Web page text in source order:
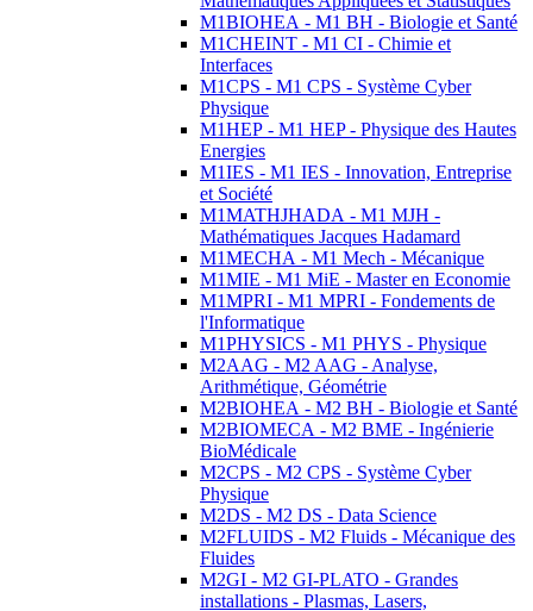
M1BIOHEA - M1 BH - Biologie et Santé
M1CHEINT - M1 CI - Chimie et
Interfaces
M1CPS - M1 CPS - Système Cyber
Physique
M1HEP - M1 HEP - Physique des Hautes
Energies
M1IES - M1 IES - Innovation, Entreprise
et Société
M1MATHJHADA - M1 MJH -
Mathématiques Jacques Hadamard
M1MECHA - M1 Mech - Mécanique
M1MIE - M1 MiE - Master en Economie
M1MPRI - M1 MPRI - Fondements de
l'Informatique
M1PHYSICS - M1 PHYS - Physique
M2AAG - M2 AAG - Analyse,
Arithmétique, Géométrie
M2BIOHEA - M2 BH - Biologie et Santé
M2BIOMECA - M2 BME - Ingénierie
BioMédicale
M2CPS - M2 CPS - Système Cyber
Physique
M2DS - M2 DS - Data Science
M2FLUIDS - M2 Fluids - Mécanique des
Fluides
M2GI - M2 GI-PLATO - Grandes
installations - Plasmas, Lasers,